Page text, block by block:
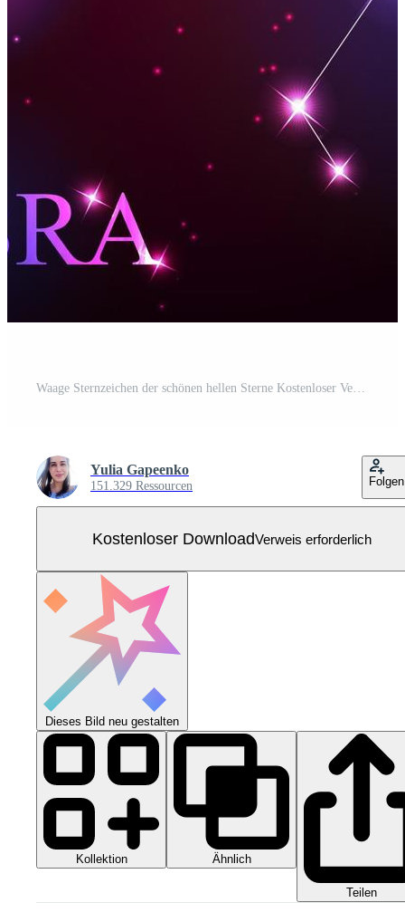
Waage Sternzeichen der schönen hellen Sterne Kostenloser Vektor
Yulia Gapeenko
151.329 Ressourcen Folgen
Kostenloser DownloadVerweis erforderlich
Dieses Bild neu gestalten
Kollektion Ähnlich
Teilen